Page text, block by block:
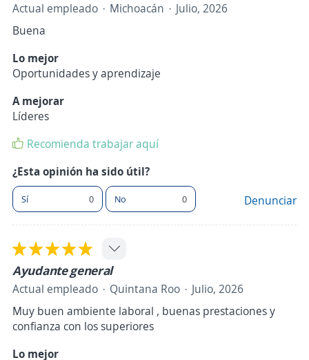
Actual empleado Michoacán
Julio, 2026
Buena
Lo mejor
Oportunidades y aprendizaje
A mejorar
Líderes
Recomienda trabajar aquí
¿Esta opinión ha sido útil?
Sí 0 No 0 Denunciar
Ayudante general
Actual empleado Quintana Roo
Julio, 2026
Muy buen ambiente laboral , buenas prestaciones y
confianza con los superiores
Lo mejor